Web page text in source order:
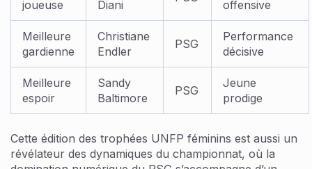
joueuse Diani offensive
Meilleure
gardienne
Christiane
Endler
PSG
Performance
décisive
Meilleure
espoir
Sandy
Baltimore
PSG
Jeune
prodige
Cette édition des trophées UNFP féminins est aussi un
révélateur des dynamiques du championnat, où la